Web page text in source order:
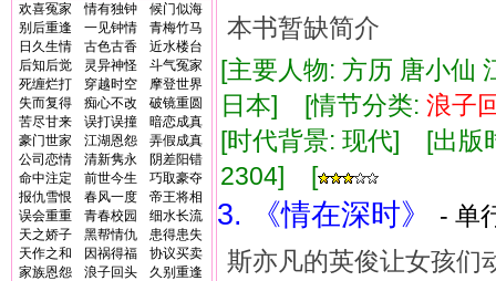
欢喜冤家 情有独钟
候门似海
别后重逢
一见钟情
青梅竹马
日久生情
古色古香
近水楼台
后知后觉
灵异神怪
斗气冤家
死缠烂打
穿越时空
摩登世界
失而复得
痴心不改
破镜重圆
苦尽甘来
误打误撞
暗恋成真
豪门世家
江湖恩怨
弄假成真
公司恋情
清新隽永
阴差阳错
命中注定
前世今生
巧取豪夺
报仇雪恨
春风一度
帝王将相
误会重重
青春校园
细水长流
天之娇子
黑帮情仇
患得患失
天作之和
因祸得福
协议买卖
家族恩怨
浪子回头
久别重逢
本书暂缺简介
[主要人物: 方历 唐小仙
日本] [情节分类: 浪子
[时代背景: 现代] [出
2304] [
3. 《情在深时》
- 单
斯亦凡的英俊让女孩们